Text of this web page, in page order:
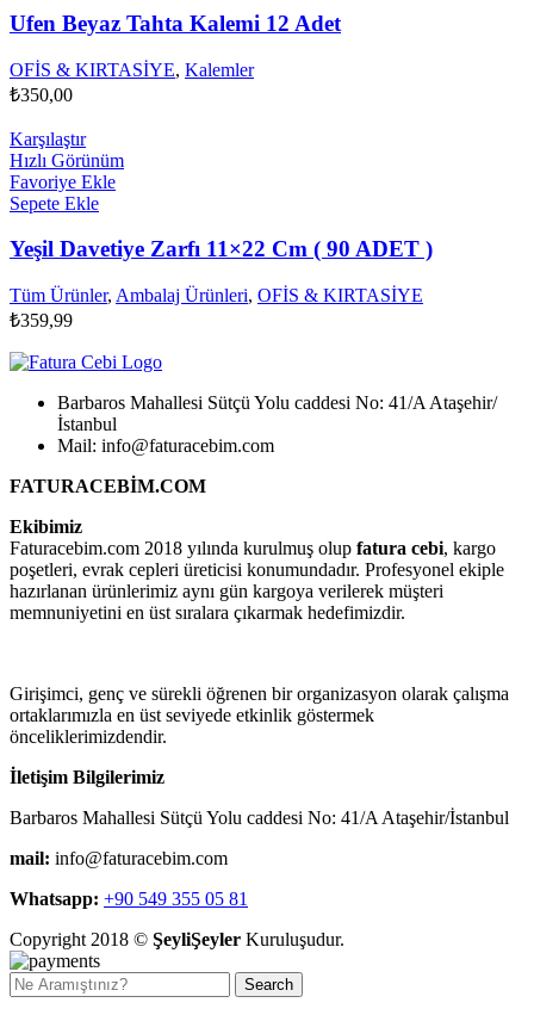
Ufen Beyaz Tahta Kalemi 12 Adet
OFİS & KIRTASİYE, Kalemler
₺350,00
Karşılaştır
Hızlı Görünüm
Favoriye Ekle
Sepete Ekle
Yeşil Davetiye Zarfı 11×22 Cm ( 90 ADET )
Tüm Ürünler, Ambalaj Ürünleri, OFİS & KIRTASİYE
₺359,99
Barbaros Mahallesi Sütçü Yolu caddesi No: 41/A Ataşehir/
İstanbul
Mail: info@faturacebim.com
FATURACEBİM.COM
Ekibimiz
Faturacebim.com 2018 yılında kurulmuş olup fatura cebi, kargo
poşetleri, evrak cepleri üreticisi konumundadır. Profesyonel ekiple
hazırlanan ürünlerimiz aynı gün kargoya verilerek müşteri
memnuniyetini en üst sıralara çıkarmak hedefimizdir.
Girişimci, genç ve sürekli öğrenen bir organizasyon olarak çalışma
ortaklarımızla en üst seviyede etkinlik göstermek
önceliklerimizdendir.
İletişim Bilgilerimiz
Barbaros Mahallesi Sütçü Yolu caddesi No: 41/A Ataşehir/İstanbul
mail: info@faturacebim.com
Whatsapp: +90 549 355 05 81
Copyright 2018 © ŞeyliŞeyler Kuruluşudur.
Search